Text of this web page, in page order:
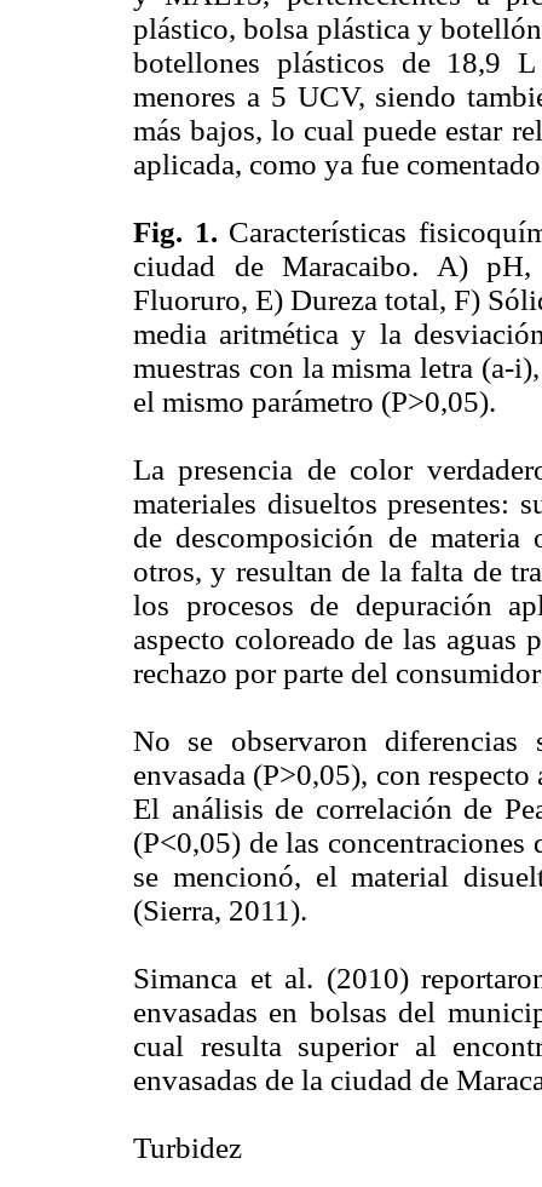
plástico, bolsa plástica y
botellones plásticos de 18,9
menores a 5 UCV, siendo
más bajos, lo cual puede estar
aplicada, como ya fue
Fig. 1. Características
ciudad de Maracaibo. A)
Fluoruro, E) Dureza total, F)
media aritmética y la
muestras con la misma letra (a-
el mismo parámetro (P>0,05).
La presencia de color
materiales disueltos presentes:
de descomposición de materia
otros, y resultan de la falta de
los procesos de depuración
aspecto coloreado de las aguas
rechazo por parte del
No se observaron diferencias
envasada (P>0,05), con
El análisis de correlación de
(P<0,05) de las
se mencionó, el material
(Sierra, 2011).
Simanca et al. (2010)
envasadas en bolsas del
cual resulta superior al
envasadas de la ciudad de
Turbidez